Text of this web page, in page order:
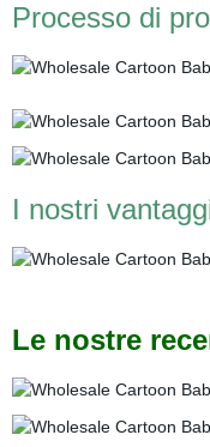
Processo di
I nostri
Le nostre